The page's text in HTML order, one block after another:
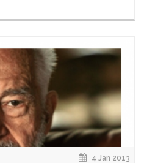
4 Jan 2013